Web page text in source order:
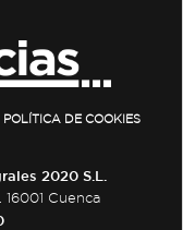
POLÍTICA DE COOKIES
2020 S.L.
16001 Cuenca